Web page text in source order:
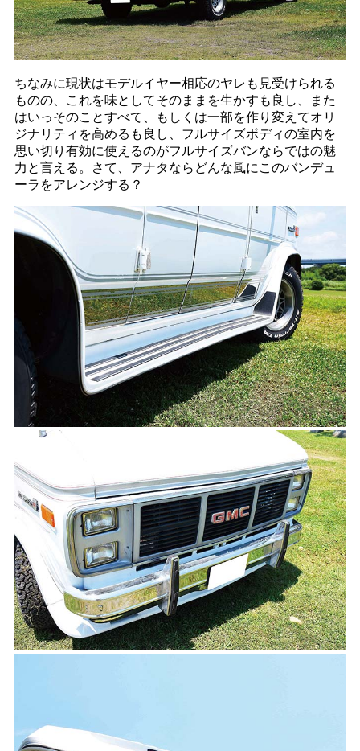
ちなみに現状はモデルイヤー相応のヤレも見受けられる
ものの、これを味としてそのままを生かすも良し、また
はいっそのことすべて、もしくは一部を作り変えてオリ
ジナリティを高めるも良し、フルサイズボディの室内を
思い切り有効に使えるのがフルサイズバンならではの魅
力と言える。さて、アナタならどんな風にこのバンデュ
ーラをアレンジする？